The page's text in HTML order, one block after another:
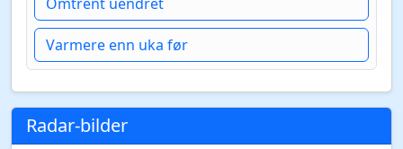
Varmere enn uka før
Radar-bilder